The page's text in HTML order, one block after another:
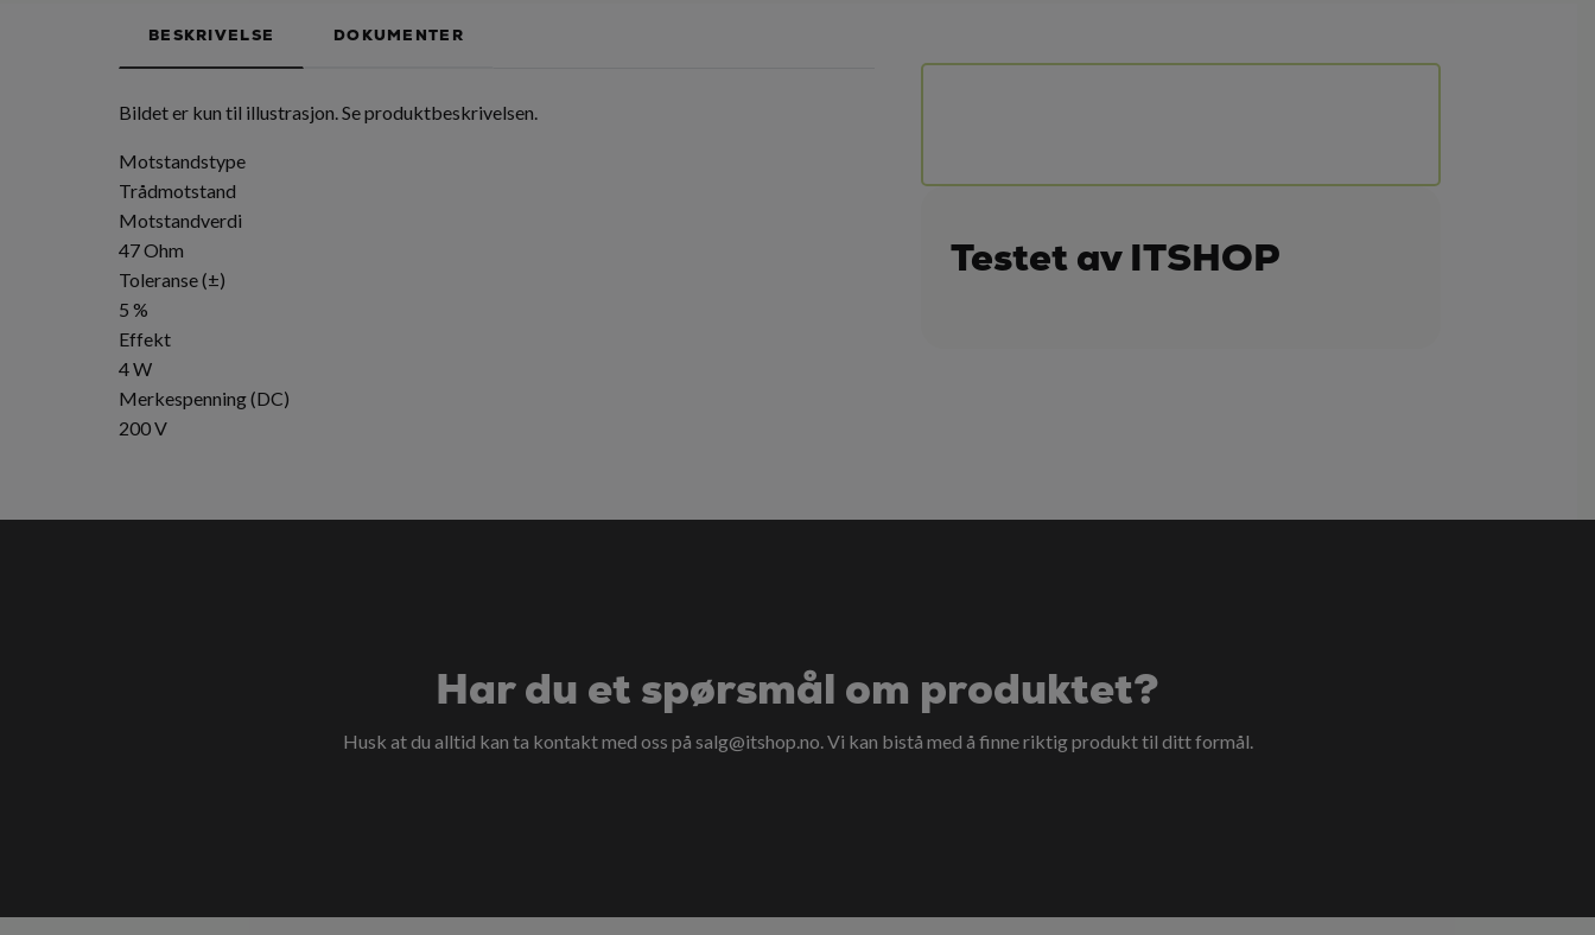
BESKRIVELSE DOKUMENTER
Bildet er kun til illustrasjon. Se produktbeskrivelsen.
Motstandstype
Trådmotstand
Motstandverdi
47 Ohm
Toleranse (±)
5 %
Effekt
4 W
Merkespenning (DC)
200 V
Testet av ITSHOP
Har du et spørsmål om produktet?
Husk at du alltid kan ta kontakt med oss på salg@itshop.no. Vi kan bistå med å finne riktig produkt til ditt formål.